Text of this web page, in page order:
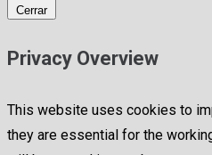
Cerrar
Privacy Overview
This website uses cookies to
they are essential for the